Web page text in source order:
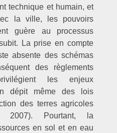
technique et humain, et
la ville, les pouvoirs
guère au processus
La prise en compte
absente des schémas
des règlements
les enjeux
dépit même des lois
des terres agricoles
2007). Pourtant, la
en sol et en eau